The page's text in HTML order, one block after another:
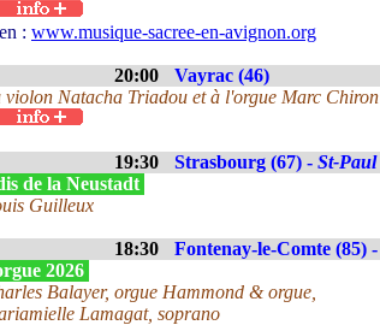
: www.musique-sacree-en-avignon.org
20:00 Vayrac (46)
violon Natacha Triadou et à l'orgue Marc Chiron
19:30 Strasbourg (67) - St-Paul
de la Neustadt
Guilleux
18:30 Fontenay-le-Comte (85) -
2026
Balayer, orgue Hammond & orgue,
Lamagat, soprano